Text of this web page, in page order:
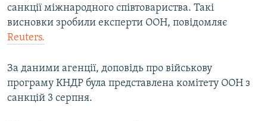
санкції міжнародного співтовариства. Такі
висновки зробили експерти ООН, повідомляє
Reuters.
За даними агенції, доповідь про військову
програму КНДР була представлена комітету ООН з
санкцій 3 серпня.